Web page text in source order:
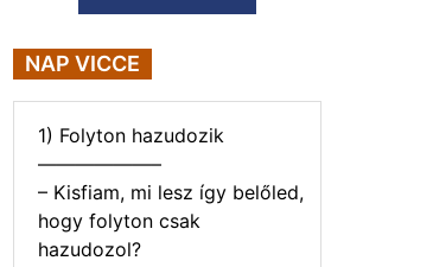
NAP VICCE
1) Folyton hazudozik
——————–
– Kisfiam, mi lesz így belőled,
hogy folyton csak
hazudozol?